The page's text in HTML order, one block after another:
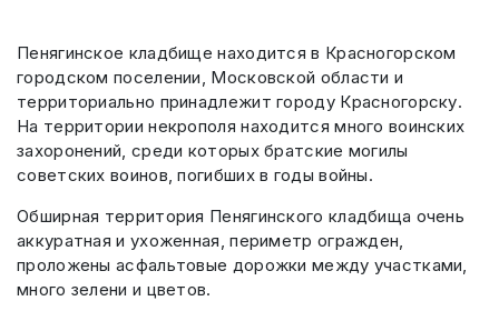
Пенягинское кладбище находится в Красногорском
городском поселении, Московской области и
территориально принадлежит городу Красногорску.
На территории некрополя находится много воинских
захоронений, среди которых братские могилы
советских воинов, погибших в годы войны.
Обширная территория Пенягинского кладбища очень
аккуратная и ухоженная, периметр огражден,
проложены асфальтовые дорожки между участками,
много зелени и цветов.